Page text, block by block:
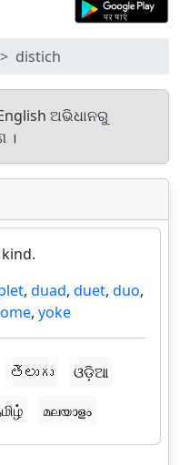
distich
ଅଭିଧାନରୁ
।
, duad, duet, duo,
, yoke
తెలుగు
ଓଡ଼ିଆ
മലയാളം